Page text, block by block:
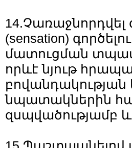
(sensation)
մատուցման
որևէ նյութ
նպատակներին
զսպվածությամբ